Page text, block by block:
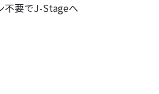
不要でJ-Stageへ